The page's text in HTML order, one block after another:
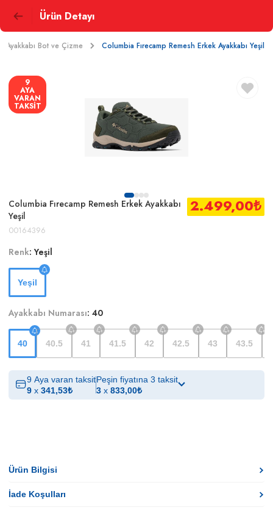
Ürün Detayı
Ayakkabı Bot ve Çizme Columbia Fırecamp Remesh Erkek Ayakkabı Yeşil
9
AYA
VARAN
TAKSİT
Columbia Fırecamp Remesh Erkek Ayakkabı
Yeşil
00164396
2.499,00₺
Renk:Yeşil
Yeşil
Ayakkabı Numarası: 40
40 40.5 41 41.5 42 42.5 43 43.5
9 Aya varan taksit
9 x 341,53₺
Peşin fiyatına 3 taksit
3 x 833,00₺
Ürün Bilgisi
İade Koşulları